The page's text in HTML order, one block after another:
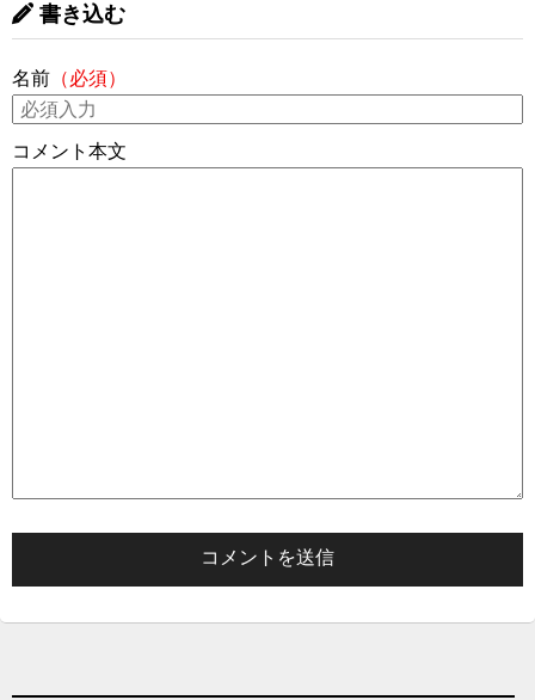
書き込む
名前 （必須）
コメント本文